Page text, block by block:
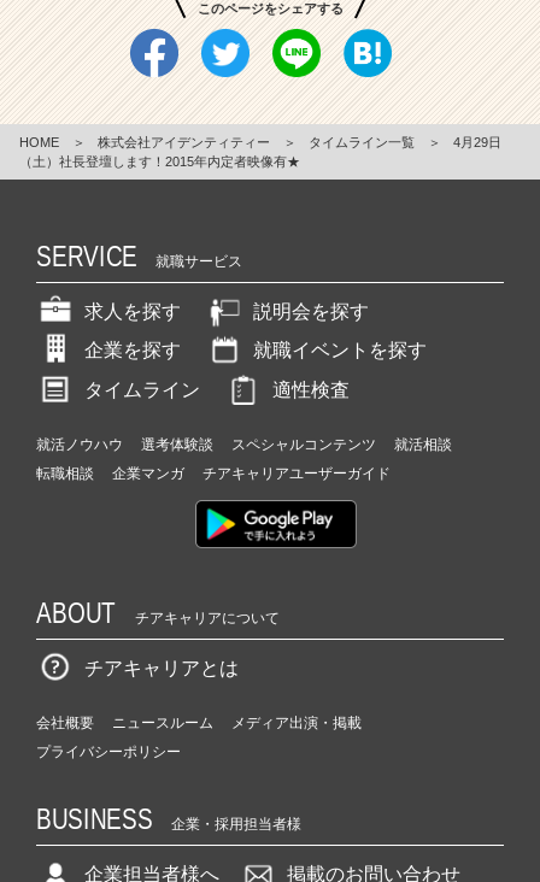
このページをシェアする
HOME ＞ 株式会社アイデンティティー ＞ タイムライン一覧 ＞
4月29日
（土）社長登壇します！2015年内定者映像有★
SERVICE 就職サービス
求人を探す
説明会を探す
企業を探す
就職イベントを探す
タイムライン
適性検査
就活ノウハウ 選考体験談 スペシャルコンテンツ
就活相談
転職相談
企業マンガ チアキャリアユーザーガイド
ABOUT チアキャリアについて
チアキャリアとは
会社概要 ニュースルーム
メディア出演・掲載
プライバシーポリシー
BUSINESS 企業・採用担当者様
企業担当者様へ 掲載のお問い合わせ